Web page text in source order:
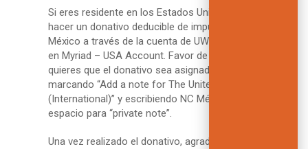
Si eres residente en los Estados Unidos, puedes
hacer un donativo deducible de impuestos a UWC
México a través de la cuenta de UWC International
en Myriad – USA Account. Favor de indicar que
quieres que el donativo sea asignado a nosotros
marcando “Add a note for The United World Colleges
(International)” y escribiendo NC México en el
espacio para “private note”.
Una vez realizado el donativo, agradeceremos nos